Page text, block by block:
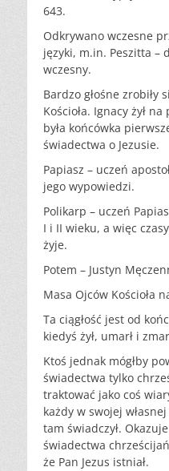
643.
Odkrywano wczesne
języki, m.in. Peszitta –
wczesny.
Bardzo głośne zrobiły
Kościoła. Ignacy żył
była końcówka
świadectwa o Jezusie.
Papiasz – uczeń
jego wypowiedzi.
Polikarp – uczeń
I i II wieku, a więc
żyje.
Potem – Justyn
Masa Ojców Kościoła
Ta ciągłość jest od
kiedyś żył, umarł i
Ktoś jednak mógłby
świadectwa tylko
traktować jako coś
każdy w swojej
tam świadczył.
świadectwa
że Pan Jezus istniał.